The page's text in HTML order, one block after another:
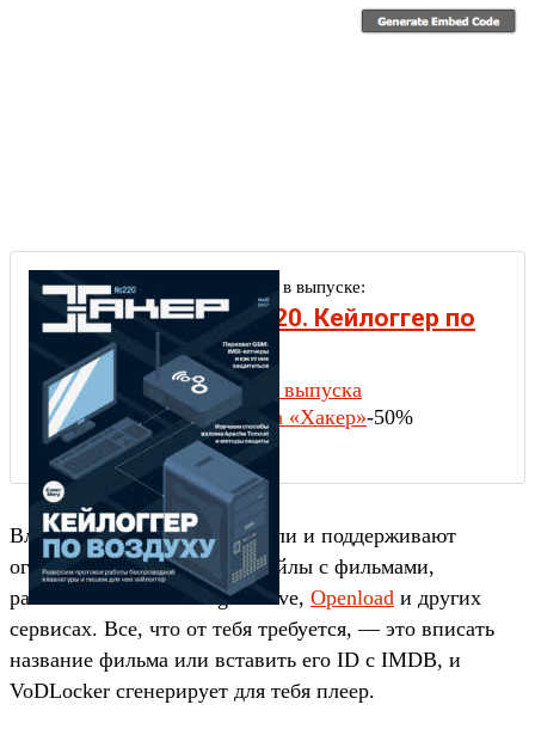
Другие статьи в выпуске:
Хакер #220. Кейлоггер по
воздуху
Содержание выпуска
Подписка на «Хакер»-50%
Владельцы VoDLocker собрали и поддерживают
огромную базу ссылок на файлы с фильмами,
разложенными на Google Drive, Openload и других
сервисах. Все, что от тебя требуется, — это вписать
название фильма или вставить его ID с IMDB, и
VoDLocker сгенерирует для тебя плеер.